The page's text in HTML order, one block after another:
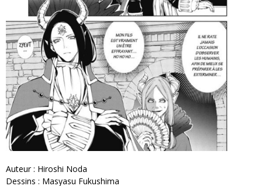
Auteur : Hiroshi Noda
Dessins : Masyasu Fukushima